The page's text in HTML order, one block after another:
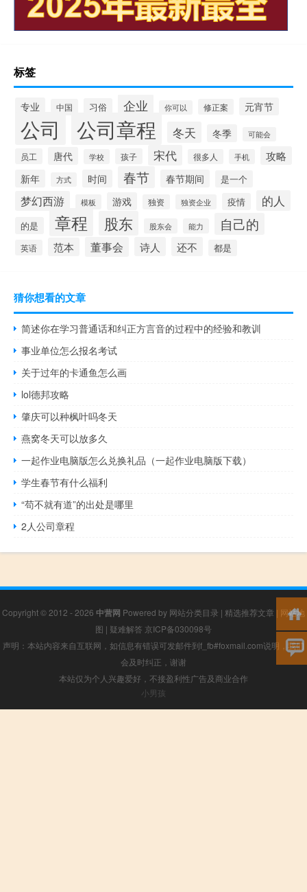
标签
专业 中国 习俗 企业 你可以 修正案 元宵节
公司 公司章程 冬天 冬季 可能会
员工 唐代 学校 孩子 宋代 很多人 手机 攻略
新年 方式 时间 春节 春节期间 是一个
梦幻西游 模板 游戏 独资 独资企业 疫情 的人
的是 章程 股东 股东会 能力 自己的
英语 范本 董事会 诗人 还不 都是
猜你想看的文章
简述你在学习普通话和纠正方言音的过程中的经验和教训
事业单位怎么报名考试
关于过年的卡通鱼怎么画
lol德邦攻略
肇庆可以种枫叶吗冬天
燕窝冬天可以放多久
一起作业电脑版怎么兑换礼品（一起作业电脑版下载）
学生春节有什么福利
“苟不就有道”的出处是哪里
2人公司章程
Copyright © 2012 - 2026 中营网 Powered by 网站分类目录 | 精选推荐文章 | 网站地
图 | 疑难解答 京ICP备030098号
声明：本站内容来自互联网，如信息有错误可发邮件到f_fb#foxmail.com说明，我们
会及时纠正，谢谢
本站仅为个人兴趣爱好，不接盈利性广告及商业合作
小男孩